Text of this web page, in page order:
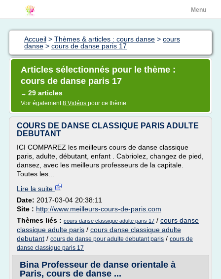
Menu
Accueil > Thèmes & articles : cours danse > cours
danse > cours de danse paris 17
Articles sélectionnés pour le thème :
cours de danse paris 17
→ 29 articles
Voir également8 Vidéos pour ce thème
COURS DE DANSE CLASSIQUE PARIS ADULTE
DEBUTANT
ICI COMPAREZ les meilleurs cours de danse classique
paris, adulte, débutant, enfant . Cabriolez, changez de pied,
dansez, avec les meilleurs professeurs de la capitale.
Toutes les...
Lire la suite
Date: 2017-03-04 20:38:11
Site : http://www.meilleurs-cours-de-paris.com
Thèmes liés : cours danse classique adulte paris 17 / cours danse
classique adulte paris / cours danse classique adulte
debutant / cours de danse pour adulte debutant paris / cours de
danse classique paris 17
Bina Professeur de danse orientale à
Paris, cours de danse ...